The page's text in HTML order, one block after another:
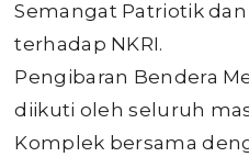
Semangat Patriotik
terhadap NKRI.
Pengibaran Bendera
diikuti oleh seluruh
Komplek bersama